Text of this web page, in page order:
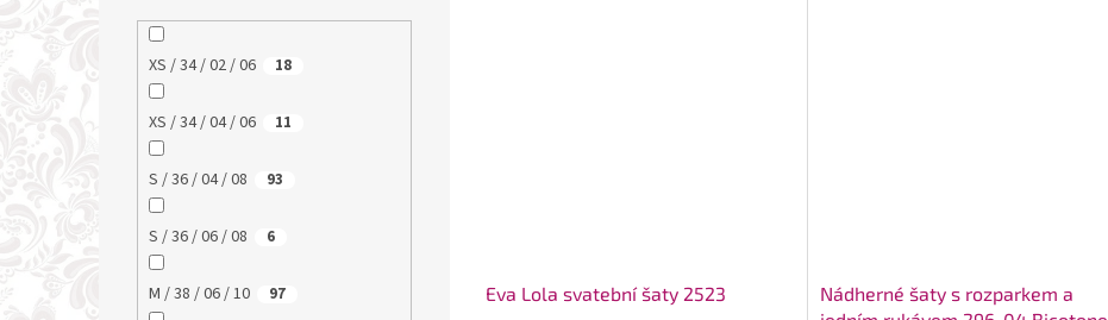
XS / 34 / 02 / 06 18
XS / 34 / 04 / 06 11
S / 36 / 04 / 08 93
S / 36 / 06 / 08 6
M / 38 / 06 / 10 97 Eva Lola svatební šaty 2523
Nádherné šaty s rozparkem a